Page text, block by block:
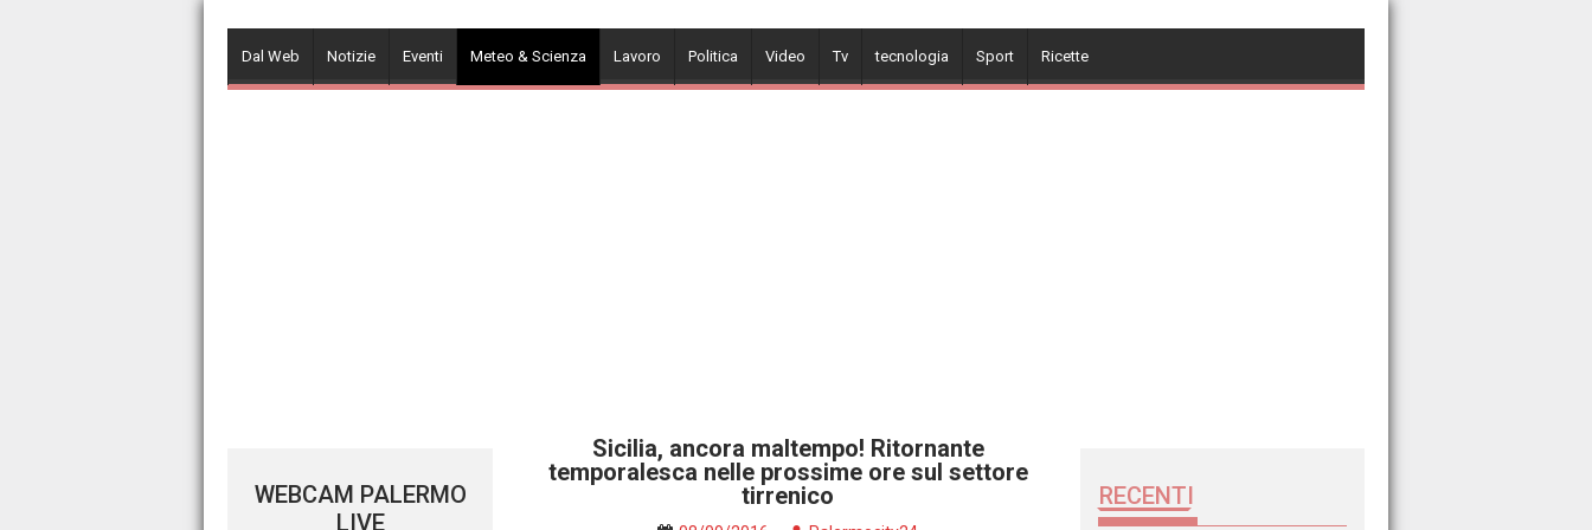
contentDal Web Notizie Eventi Meteo & Scienza Lavoro Politica Video Tv tecnologia Sport Ricette
Sicilia, ancora maltempo! Ritornante
temporalesca nelle prossime ore sul settore
tirrenico
WEBCAM PALERMO
LIVE
RECENTI